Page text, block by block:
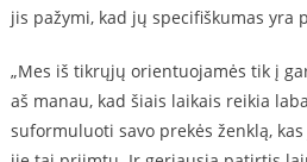
jis pažymi, kad jų specifiškumas yra
„Mes iš tikrųjų orientuojamės tik į
aš manau, kad šiais laikais reikia
suformuluoti savo prekės ženklą,